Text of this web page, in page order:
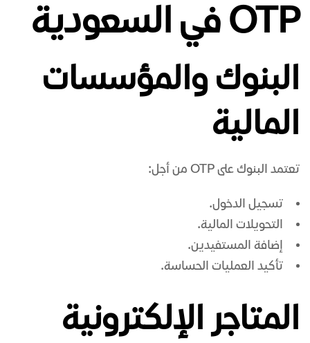
OTP في السعودية
البنوك والمؤسسات
المالية
تعتمد البنوك على OTP من أجل:
تسجيل الدخول.
التحويلات المالية.
إضافة المستفيدين.
تأكيد العمليات الحساسة.
المتاجر الإلكترونية